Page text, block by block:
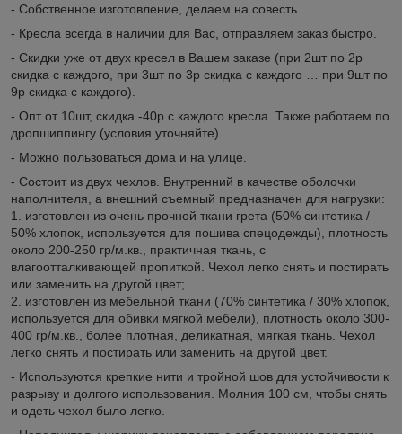
- Собственное изготовление, делаем на совесть.
- Кресла всегда в наличии для Вас, отправляем заказ быстро.
- Скидки уже от двух кресел в Вашем заказе (при 2шт по 2р
скидка с каждого, при 3шт по 3р скидка с каждого … при 9шт по
9р скидка с каждого).
- Опт от 10шт, скидка -40р с каждого кресла. Также работаем по
дропшиппингу (условия уточняйте).
- Можно пользоваться дома и на улице.
- Состоит из двух чехлов. Внутренний в качестве оболочки
наполнителя, а внешний съемный предназначен для нагрузки:
1. изготовлен из очень прочной ткани грета (50% синтетика /
50% хлопок, используется для пошива спецодежды), плотность
около 200-250 гр/м.кв., практичная ткань, с
влагоотталкивающей пропиткой. Чехол легко снять и постирать
или заменить на другой цвет;
2. изготовлен из мебельной ткани (70% синтетика / 30% хлопок,
используется для обивки мягкой мебели), плотность около 300-
400 гр/м.кв., более плотная, деликатная, мягкая ткань. Чехол
легко снять и постирать или заменить на другой цвет.
- Используются крепкие нити и тройной шов для устойчивости к
разрыву и долгого использования. Молния 100 см, чтобы снять
и одеть чехол было легко.